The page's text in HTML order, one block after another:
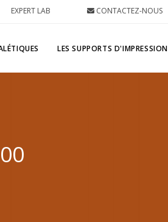
EXPERT LAB CONTACTEZ-NOUS
LES SUPPORTS D'IMPRESSION